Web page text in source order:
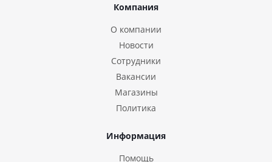
Компания
О компании
Новости
Сотрудники
Вакансии
Магазины
Политика
Информация
Помощь